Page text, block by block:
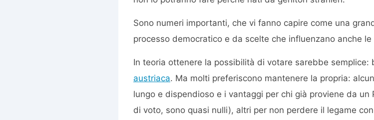
Sono numeri importanti, che vi fanno capire come una
processo democratico e da scelte che influenzano anche le
In teoria ottenere la possibilità di votare sarebbe semplice:
austriaca. Ma molti preferiscono mantenere la propria:
lungo e dispendioso e i vantaggi per chi già proviene da un
di voto, sono quasi nulli), altri per non perdere il legame